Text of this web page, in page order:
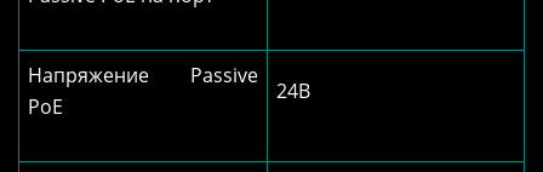
Напряжение Passive
PoE
24В